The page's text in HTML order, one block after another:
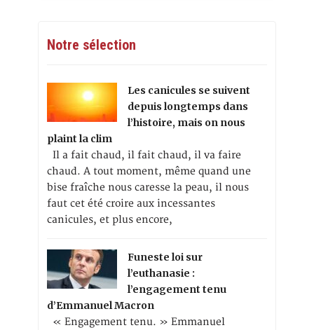
Notre sélection
Les canicules se suivent
depuis longtemps dans
l’histoire, mais on nous
plaint la clim
Il a fait chaud, il fait chaud, il va faire
chaud. A tout moment, même quand une
bise fraîche nous caresse la peau, il nous
faut cet été croire aux incessantes
canicules, et plus encore,
Funeste loi sur
l’euthanasie :
l’engagement tenu
d’Emmanuel Macron
« Engagement tenu. » Emmanuel